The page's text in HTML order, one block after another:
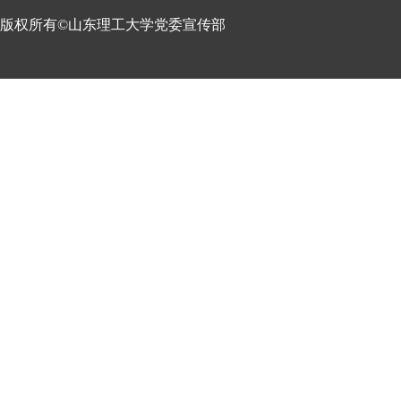
版权所有©山东理工大学党委宣传部